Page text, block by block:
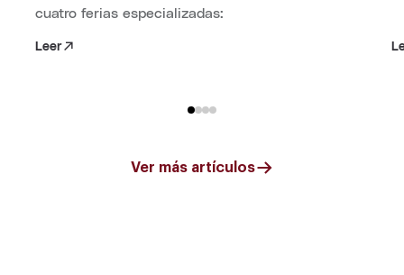
cuatro ferias especializadas:
Leer
Ver más artículos